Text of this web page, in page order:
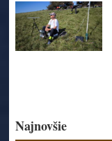
Najnovšie